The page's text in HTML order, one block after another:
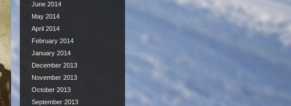
June 2014
May 2014
April 2014
February 2014
January 2014
December 2013
November 2013
October 2013
September 2013